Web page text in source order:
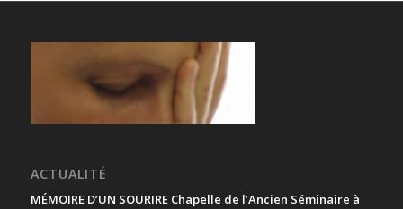
ACTUALITÉ
MÉMOIRE D’UN SOURIRE Chapelle de l’Ancien Séminaire à